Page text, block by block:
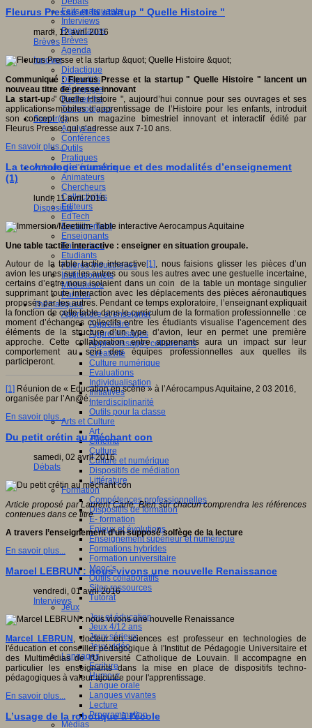
Faits marquants
Interviews
Reportages
Brèves
Agenda
Innover
Didactique
Dispositifs
Pédagogie
Recherche
Technologies
Savoir(s)
Analyses
Conférences
Outils
Pratiques
Acteurs de l'éducation
Animateurs
Chercheurs
Collectivités
Editeurs
EdTech
Encadrement
Enseignants
Entreprises
Etudiants
Filières industrielles
Institutionnels
Médiateurs
Parents
Thématiques
Apprendre et enseigner
Apprendre
Apprentissages
Apprentissages collaboratifs
Créativité
Culture numérique
Evaluations
Individualisation
Initiatives
Interdisciplinarité
Outils pour la classe
Arts et Culture
Art
Cinéma
Culture
Culture et numérique
Dispositifs de médiation
Littérature
Formation
Compétences professionnelles
Dispositifs de formation
E- formation
Enjeux et évolutions
Enseignement supérieur et numérique
Formations hybrides
Formation universitaire
Mooc’s
Outils collaboratifs
Sites ressources
Tutorat
Jeux
Jeu et éducation
Jeux 4/12 ans
Jeux sérieux
Jeux vidéo
Langages
Ecriture
Humour
Langue orale
Langues vivantes
Lecture
Programmation
Médias
Fleurus Presse et la startup " Quelle Histoire "
mardi, 12 avril 2016
Brèves
Communiqué : Fleurus Presse et la startup " Quelle Histoire " lancent un
nouveau titre de presse innovant
La start-up" Quelle Histoire ", aujourd’hui connue pour ses ouvrages et ses
applications mobiles d’apprentissage de l’Histoire pour les enfants, introduit
son concept dans un magazine bimestriel innovant et interactif édité par
Fleurus Presse, qui s’adresse aux 7-10 ans.
En savoir plus...
La technologie numérique et des modalités d’enseignement
(1)
lundi, 11 avril 2016
Dispositifs
Une table tactile interactive : enseigner en situation groupale.
Autour de la table tactile interactive [1], nous faisions glisser les pièces d’un
avion les unes sur les autres ou sous les autres avec une gestuelle incertaine,
certains d’entre nous isolaient dans un coin de la table un montage singulier
supprimant toute interaction avec les déplacements des pièces aéronautiques
proposés par les autres. Pendant ce temps exploratoire, l’enseignant expliquait
la fonction de cette table dans le curriculum de la formation professionnelle : ce
moment d’échanges collectifs entre les étudiants visualise l’agencement des
éléments de la structure d’un type d’avion, leur en permet une première
approche. Cette collaboration entre apprenants aura un impact sur leur
comportement au sein des équipes professionnelles aux quelles ils
participeront.
[1] Réunion de « Education en scène » à l’Aérocampus Aquitaine, 2 03 2016,
organisée par l’An@é.
En savoir plus...
Du petit crétin au méchant con
samedi, 02 avril 2016
Débats
Article proposé par Laurent Carle. Bien sûr chacun comprendra les références
contenues dans ce titre
A travers l’enseignement d’un supposé solfège de la lecture
En savoir plus...
Marcel LEBRUN : nous vivons une nouvelle Renaissance
vendredi, 01 avril 2016
Interviews
Marcel LEBRUN , docteur en sciences est professeur en technologies de
l'éducation et conseiller pédagogique à l'Institut de Pédagogie Universitaire et
des Multimédias de l'Université Catholique de Louvain. Il accompagne en
particulier les enseignants dans la mise en place de dispositifs techno-
pédagogiques à valeur ajoutée pour l'apprentissage.
En savoir plus...
L’usage de la robotique à l'école